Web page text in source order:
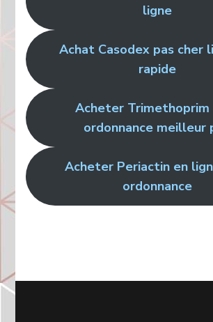
ligne
Achat Casodex pas cher
rapide
Acheter Trimethoprim
ordonnance meilleur
Acheter Periactin en
ordonnance